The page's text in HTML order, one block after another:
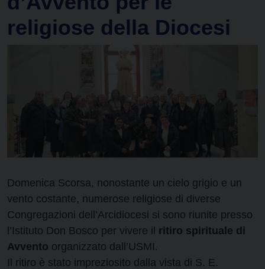
religiose della Diocesi
Domenica Scorsa, nonostante un cielo grigio e un
vento costante, numerose religiose di diverse
Congregazioni dell’Arcidiocesi si sono riunite presso
l’Istituto Don Bosco per vivere il ritiro spirituale di
Avvento organizzato dall’USMI.
Il ritiro è stato impreziosito dalla vista di S. E.